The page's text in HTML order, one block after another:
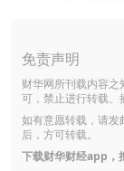
免责声明
财华网所刊载内容
可，禁止进行转载、
如有意愿转载，请发
后，方可转载。
下载财华财经app，